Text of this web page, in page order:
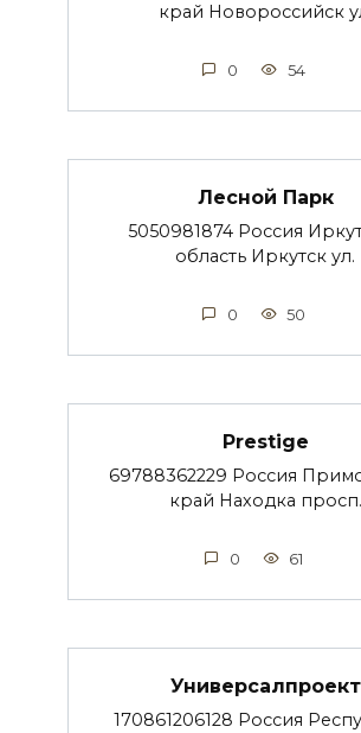
край Новороссийск
0 54
Лесной Парк
5050981874 Россия
область Иркутск ул.
0 50
Prestige
69788362229 Россия
край Находка просп.
0 61
Универсалпроект
170861206128 Россия